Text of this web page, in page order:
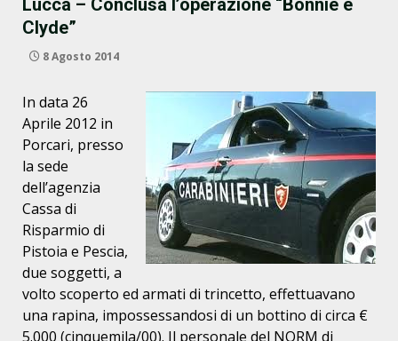
Lucca – Conclusa l’operazione “Bonnie e
Clyde”
8 Agosto 2014
In data 26
Aprile 2012 in
Porcari, presso
la sede
dell’agenzia
Cassa di
Risparmio di
Pistoia e Pescia,
due soggetti, a
volto scoperto ed armati di trincetto, effettuavano
una rapina, impossessandosi di un bottino di circa €
5.000 (cinquemila/00). Il personale del NORM di